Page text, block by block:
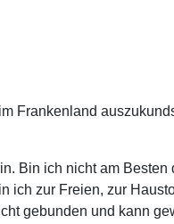
Frankenland
Bin ich nicht am
ich zur Freien, zur
gebunden und kann